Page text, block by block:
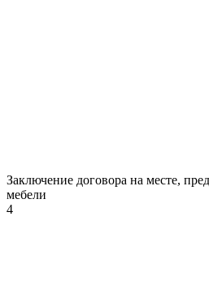
Заключение договора на месте,
мебели
4